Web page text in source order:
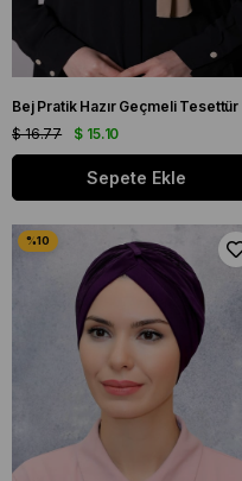
$ 15.10
$ 16.77
Sepete Ekle